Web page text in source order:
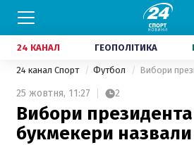
24 КАНАЛ ГЕОПОЛІТИКА
24 канал Спорт Футбол
25 жовтня, 11:27 2
Вибори
букмекери